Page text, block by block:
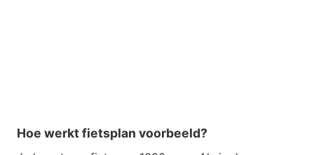
Hoe werkt fietsplan voorbeeld?